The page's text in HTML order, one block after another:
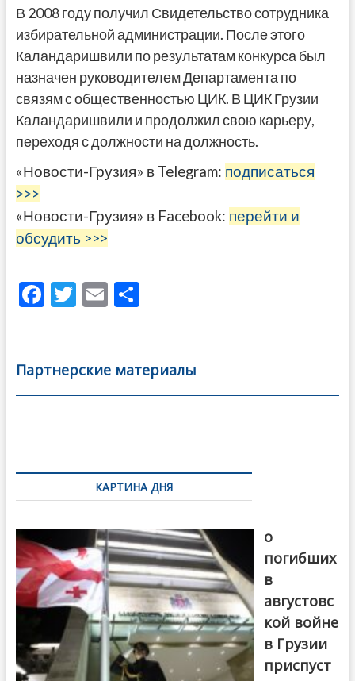
В 2008 году получил Свидетельство сотрудника
избирательной администрации. После этого
Каландаришвили по результатам конкурса был
назначен руководителем Департамента по
связям с общественностью ЦИК. В ЦИК Грузии
Каландаришвили и продолжил свою карьеру,
переходя с должности на должность.
«Новости-Грузия» в Telegram: подписаться
>>>
«Новости-Грузия» в Facebook: перейти и
обсудить >>>
F
b
o
T
er
E
l
О
а
в
Партнерские материалы
по
записямКАРТИНА ДНЯ
о
погибших
в
августовс
кой войне
в Грузии
приспуст